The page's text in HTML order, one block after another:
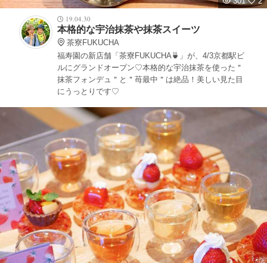
19.04.30
本格的な宇治抹茶や抹茶スイーツ
茶寮FUKUCHA
福寿園の新店舗「茶寮FUKUCHA🍵」が、4/3京都駅ビ
ルにグランドオープン♡本格的な宇治抹茶を使った＂
抹茶フォンデュ＂と＂苺最中＂は絶品！美しい見た目
にうっとりです♡